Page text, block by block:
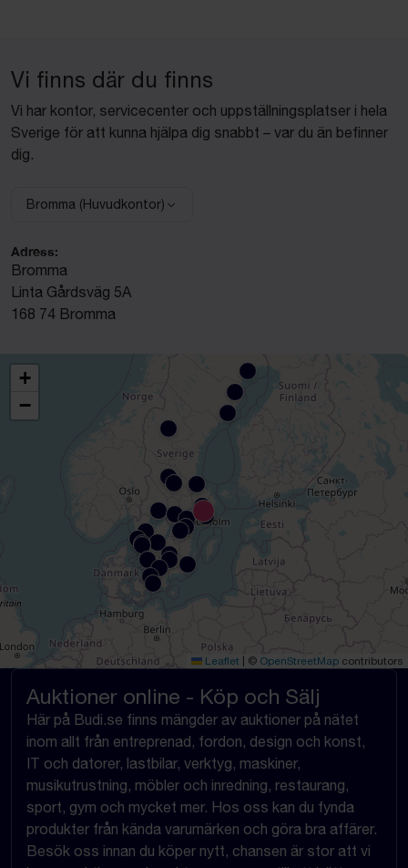
Vi finns där du finns
Vi har kontor, servicecenter och uppställningsplatser i hela
Sverige för att kunna hjälpa dig snabbt – var du än befinner
dig.
Välj anläggning:
Bromma (Huvudkontor)
Adress:
Bromma
Linta Gårdsväg 5A
168 74 Bromma
+
−
Leaflet © OpenStreetMap contributors
Auktioner online - Köp och Sälj
Här på Budi.se finns mängder av auktioner på nätet
inom allt från entreprenad, fordon, design och konst,
IT och datorer, lastbilar, verktyg, maskiner,
musikutrustning, möbler och inredning, restaurang,
sport, gym och mycket mer. Hos oss kan du fynda
produkter från kända varumärken och göra bra affärer.
Besök oss innan du köper nytt, chansen är stor att vi